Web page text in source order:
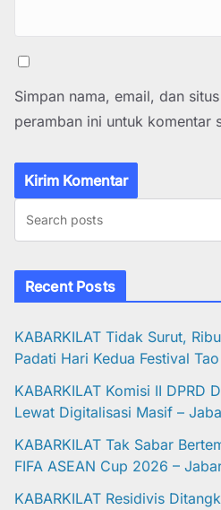
Simpan nama, email, dan
peramban ini untuk komentar
Recent Posts
KABARKILAT Tidak Surut,
Padati Hari Kedua Festival
KABARKILAT Komisi II DPRD
Lewat Digitalisasi Masif –
KABARKILAT Tak Sabar
FIFA ASEAN Cup 2026 –
KABARKILAT Residivis